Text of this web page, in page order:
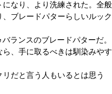
なり、より洗練された。全般
ブレードパターらしいルック
ランスのブレードパターだ。
、手に取るべきは馴染みやす
だと言う人もいるとは思う